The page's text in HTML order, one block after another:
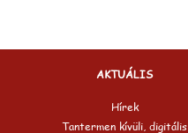
AKTUÁLIS
Hírek
Tantermen kívüli, digitális